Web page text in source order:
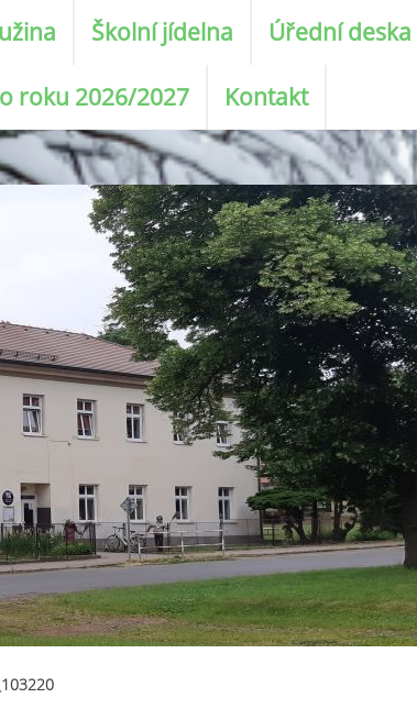
Školní jídelna Úřední deska
roku 2026/2027 Kontakt